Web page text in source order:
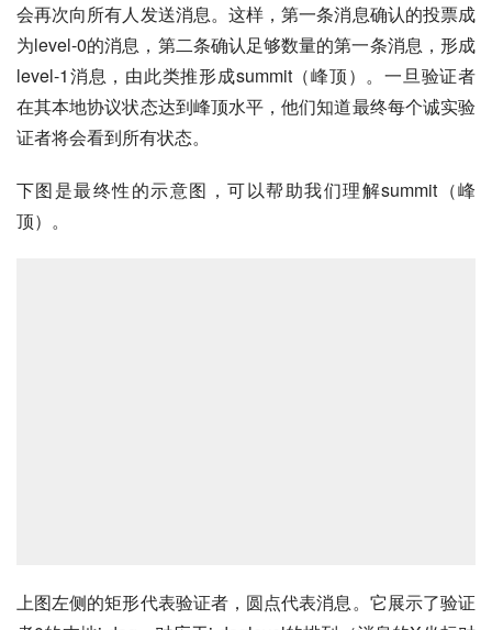
会再次向所有人发送消息。这样，第一条消息确认的投票成
为level-0的消息，第二条确认足够数量的第一条消息，形成
level-1消息，由此类推形成summit（峰顶）。一旦验证者
在其本地协议状态达到峰顶水平，他们知道最终每个诚实验
证者将会看到所有状态。
下图是最终性的示意图，可以帮助我们理解summit（峰
顶）。
上图左侧的矩形代表验证者，圆点代表消息。它展示了验证